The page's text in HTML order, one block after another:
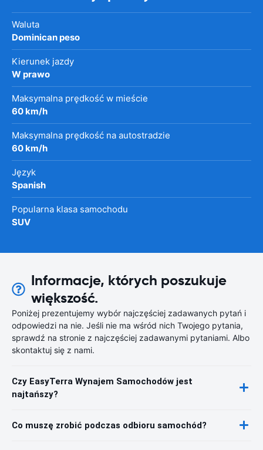
Waluta
Dominican peso
Kierunek jazdy
W prawo
Maksymalna prędkość w mieście
60 km/h
Maksymalna prędkość na autostradzie
60 km/h
Język
Spanish
Popularna klasa samochodu
SUV
Informacje, których poszukuje
większość.
Poniżej prezentujemy wybór najczęściej zadawanych pytań i
odpowiedzi na nie. Jeśli nie ma wśród nich Twojego pytania,
sprawdź na stronie z najczęściej zadawanymi pytaniami. Albo
skontaktuj się z nami.
Czy EasyTerra Wynajem Samochodów jest
najtańszy?
Co muszę zrobić podczas odbioru samochód?